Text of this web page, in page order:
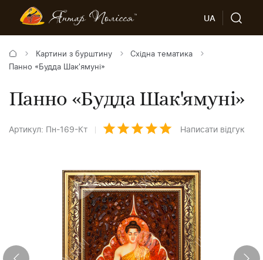
UA
Картини з бурштину
Східна тематика
Панно «Будда Шак'ямуні»
Панно «Будда Шак'ямуні»
Артикул: Пн-169-Кт Написати відгук